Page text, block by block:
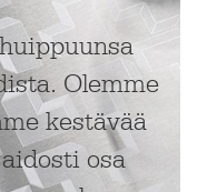
Olemme
kestävää
osa